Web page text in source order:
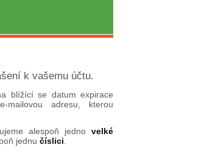
k vašemu účtu.
blížící se datum expirace
mailovou adresu, kterou
alespoň jedno velké
jednu číslici